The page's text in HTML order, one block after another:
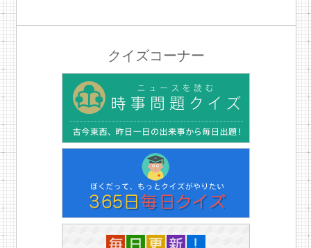
クイズコーナー